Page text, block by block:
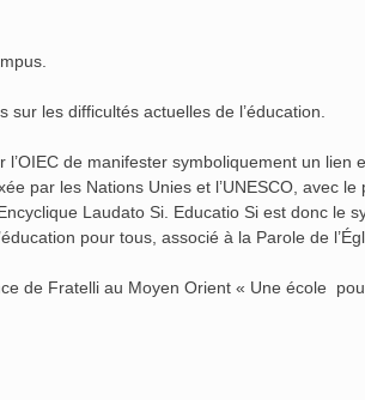
les difficultés actuelles de l’éducation.
de manifester symboliquement un lien
par les Nations Unies et l’UNESCO, avec le
Laudato Si. Educatio Si est donc le
pour tous, associé à la Parole de
de Fratelli au Moyen Orient « Une école